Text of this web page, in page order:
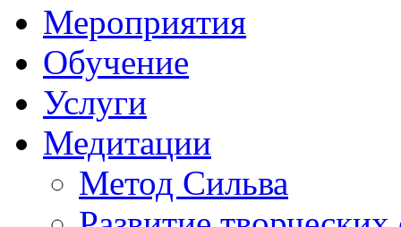
Мероприятия
Обучение
Услуги
Медитации
Метод Сильва